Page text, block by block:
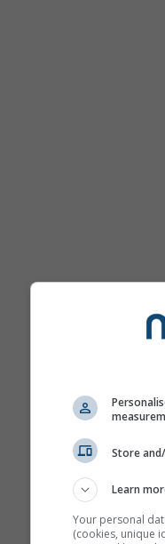
Store
Learn
Your personal
(cookies, unique